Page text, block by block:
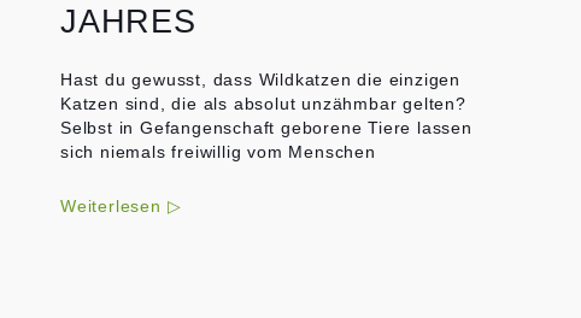
JAHRES
Hast du gewusst, dass Wildkatzen die einzigen
Katzen sind, die als absolut unzähmbar gelten?
Selbst in Gefangenschaft geborene Tiere lassen
sich niemals freiwillig vom Menschen
Weiterlesen ▷